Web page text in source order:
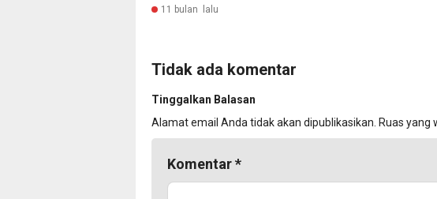
11 bulan lalu
Tidak ada komentar
Tinggalkan Balasan
Alamat email Anda tidak akan dipublikasikan. Ruas yang
Komentar*